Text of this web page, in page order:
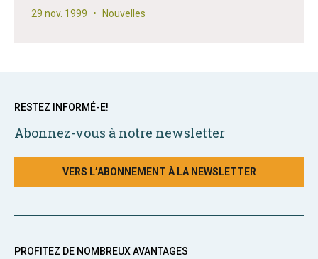
29 nov. 1999 • Nouvelles
RESTEZ INFORMÉ-E!
Abonnez-vous à notre newsletter
VERS L’ABONNEMENT À LA NEWSLETTER
PROFITEZ DE NOMBREUX AVANTAGES